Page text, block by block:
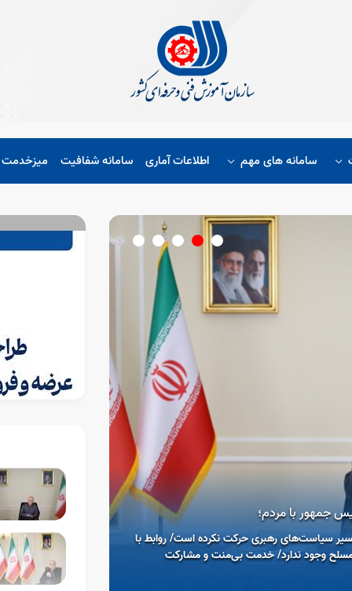
سامانه های مهم اطلاعات آماری سامانه شفافیت میزخدمت
جمهور با مردم؛
سیاست‌های رهبری حرکت نکرده است/ روابط با
مسلح وجود ندارد/ خدمت بی‌منت و مشارکت
08 مرداد 1405
پیوند مهارت
افتتاح فاز نخست